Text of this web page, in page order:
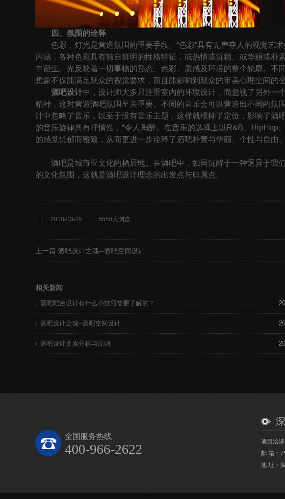
四、氛围的诠释
色彩，灯光是营造氛围的重要手段。“色彩”具有先声夺人的视觉艺
内涵，各种色彩具有独自鲜明的性格特征，或热情或沉稳、或华丽或
中诞生。光反映着一切事物的形态、色彩、质感及环境的整个轮廓。
想象不仅能满足观众的视觉要求，而且能影响到观众的审美心理空间的
酒吧设计中，设计师大多只注重室内的环境设计，而忽视了另外
精神，这对营造酒吧氛围至关重要。不同的音乐会可以营造出不同的
计中忽略了音乐，以至于没有音乐主题，这样就模糊了定位，影响了
的音乐旋律具有抒情性，*令人陶醉。在音乐的选择上以R&B、HipHop
的感觉忧郁而雅致，从而更进一步诠释了酒吧朴素与华丽、个性与自由
酒吧是城市亚文化的栖居地。在酒吧中，如同沉醉于一种迥异于我
的文化氛围，这就是酒吧设计理念的出发点与归属点。
2018-03-29 5550人浏览
上一篇:酒吧设计之魂--酒吧空间设计
相关新闻
酒吧吧台设计有什么小技巧需要了解的？
酒吧设计之魂--酒吧空间设计
酒吧设计要素分析与原则
全国服务热线
400-966-2622 项目洽
邮 箱：
地 址：